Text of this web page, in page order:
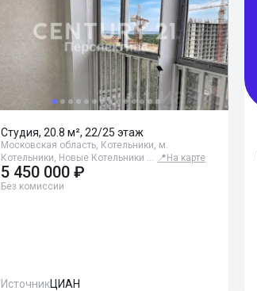
Студия, 20.8 м², 22/25 этаж
Московская область, Котельники, м.
Котельники, Новые Котельники … 📍 На карте
5 450 000 ₽
Без комиссии
ИсточникЦИАН